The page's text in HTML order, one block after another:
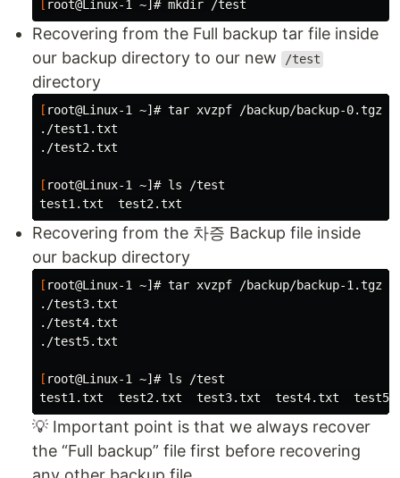
root@Linux-1 ~]# mkdir
Recovering from the Full backup tar file inside
our backup directory to our new
/test
directory
[ root@Linux-1 ~]# tar xvzpf /backup/backup-0.tgz
./test1.txt
./test2.txt
[ root@Linux-1 ~]# ls /test
Recovering from the 차증 Backup file inside
our backup directory
[ root@Linux-1 ~]# tar xvzpf /backup/backup-1.tgz
./test3.txt
./test4.txt
./test5.txt
[ root@Linux-1 ~]# ls /test
💡 Important point is that we always recover
the “Full backup” file first before recovering